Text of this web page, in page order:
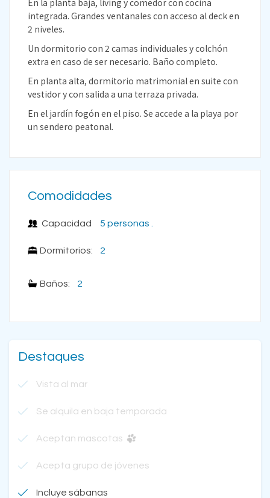
En la planta baja, living y comedor con cocina
integrada. Grandes ventanales con acceso al deck en
2 niveles.
Un dormitorio con 2 camas individuales y colchón
extra en caso de ser necesario. Baño completo.
En planta alta, dormitorio matrimonial en suite con
vestidor y con salida a una terraza privada.
En el jardín fogón en el piso. Se accede a la playa por
un sendero peatonal.
Comodidades
Capacidad
Dormitorios:
5 personas .
2
Baños: 2
Destaques
Vista al mar
Se alquila en baja temporada
Aceptan mascotas
Acepta grupo de jóvenes
Incluye sábanas